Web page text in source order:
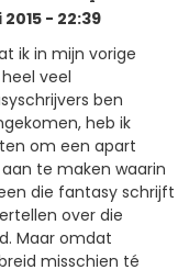
2015 - 22:39
ik in mijn vorige
veel
ben
heb ik
om een apart
te maken waarin
die fantasy schrijft
over die
Maar omdat
misschien té